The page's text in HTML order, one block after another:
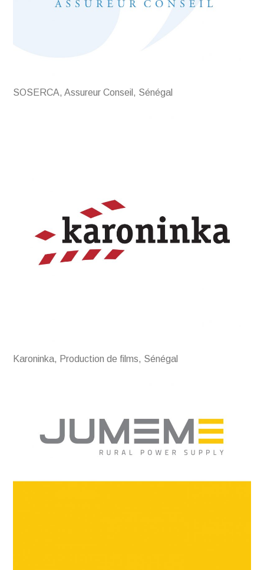
SOSERCA, Assureur Conseil, Sénégal
Karoninka, Production de films, Sénégal